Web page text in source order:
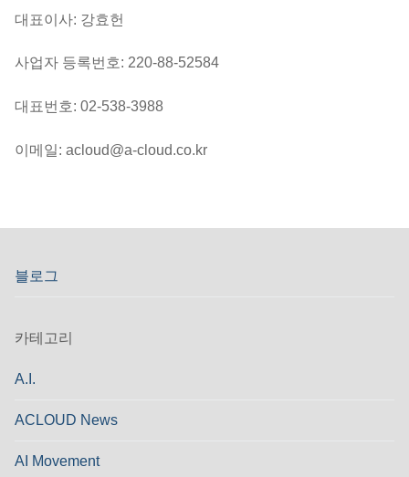
대표이사: 강효헌
사업자 등록번호: 220-88-52584
대표번호: 02-538-3988
이메일: acloud@a-cloud.co.kr
블로그
카테고리
A.I.
ACLOUD News
AI Movement